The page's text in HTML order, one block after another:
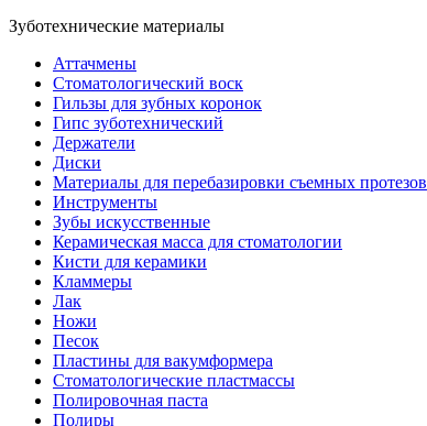
Зуботехнические материалы
Аттачмены
Стоматологический воск
Гильзы для зубных коронок
Гипс зуботехнический
Держатели
Диски
Материалы для перебазировки съемных протезов
Инструменты
Зубы искусственные
Керамическая масса для стоматологии
Кисти для керамики
Кламмеры
Лак
Ножи
Песок
Пластины для вакумформера
Стоматологические пластмассы
Полировочная паста
Полиры